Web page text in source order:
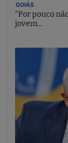
GOIÁS
“Por pouco
jovem...